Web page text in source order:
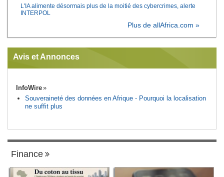
L'IA alimente désormais plus de la moitié des cybercrimes, alerte
INTERPOL
Plus de allAfrica.com »
Avis et Annonces
InfoWire
Souveraineté des données en Afrique - Pourquoi la localisation
ne suffit plus
Finance